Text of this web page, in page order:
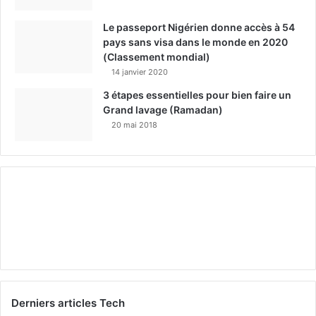
Le passeport Nigérien donne accès à 54
pays sans visa dans le monde en 2020
(Classement mondial)
14 janvier 2020
3 étapes essentielles pour bien faire un
Grand lavage (Ramadan)
20 mai 2018
Derniers articles Tech